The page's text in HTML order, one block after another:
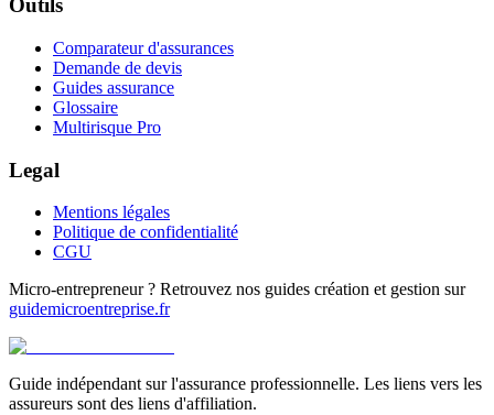
Outils
Comparateur d'assurances
Demande de devis
Guides assurance
Glossaire
Multirisque Pro
Legal
Mentions légales
Politique de confidentialité
CGU
Micro-entrepreneur ? Retrouvez nos guides création et gestion sur
guidemicroentreprise.fr
Guide indépendant sur l'assurance professionnelle. Les liens vers les
assureurs sont des liens d'affiliation.